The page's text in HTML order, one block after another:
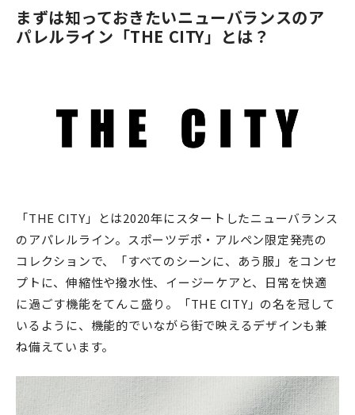
まずは知っておきたいニューバランスのア
パレルライン「THE CITY」とは？
「THE CITY」とは2020年にスタートしたニューバランス
のアパレルライン。スポーツデポ・アルペン限定発売の
コレクションで、「すべてのシーンに、あう服」をコンセ
プトに、伸縮性や撥水性、イージーケアと、日常を快適
に過ごす機能をてんこ盛り。「THE CITY」の名を冠して
いるように、機能的でいながら街で映えるデザインも兼
ね備えています。